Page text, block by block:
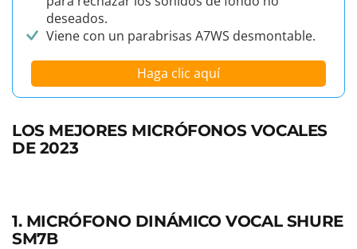
deseados.
Viene con un parabrisas A7WS desmontable.
Haga clic aquí
LOS MEJORES MICRÓFONOS VOCALES
DE 2023
1. MICRÓFONO DINÁMICO VOCAL SHURE
SM7B